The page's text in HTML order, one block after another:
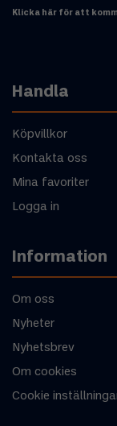
Klicka här för att
Handla
Köpvillkor
Kontakta oss
Mina favoriter
Logga in
Information
Om oss
Nyheter
Nyhetsbrev
Om cookies
Cookie